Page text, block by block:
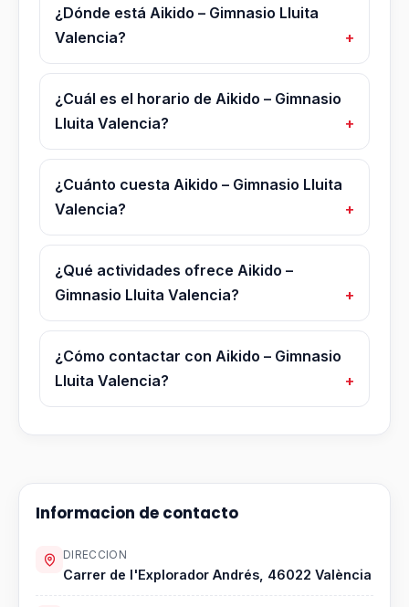
¿Dónde está Aikido – Gimnasio Lluita
Valencia?
¿Cuál es el horario de Aikido – Gimnasio
Lluita Valencia?
¿Cuánto cuesta Aikido – Gimnasio Lluita
Valencia?
¿Qué actividades ofrece Aikido –
Gimnasio Lluita Valencia?
¿Cómo contactar con Aikido – Gimnasio
Lluita Valencia?
Informacion de contacto
DIRECCION
Carrer de l'Explorador Andrés, 46022 València